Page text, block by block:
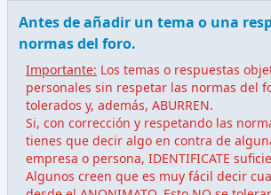
Antes de añadir un tema o una
normas del foro.
Importante: Los temas o respuestas
personales sin respetar las normas del
tolerados y, además, ABURREN.
Si, con corrección y respetando las
tienes que decir algo en contra de
empresa o persona, IDENTIFICATE
Algunos creen que es muy fácil decir